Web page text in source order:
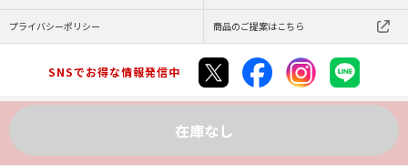
在庫なし
プライバシーポリシー 商品のご提案はこちら
SNSでお得な情報発信中